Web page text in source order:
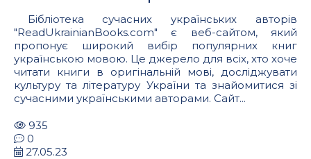
Бібліотека сучасних українських авторів
"ReadUkrainianBooks.com" є веб-сайтом, який
пропонує широкий вибір популярних книг
українською мовою. Це джерело для всіх, хто хоче
читати книги в оригінальній мові, досліджувати
культуру та літературу України та знайомитися зі
сучасними українськими авторами. Сайт...
935
0
27.05.23